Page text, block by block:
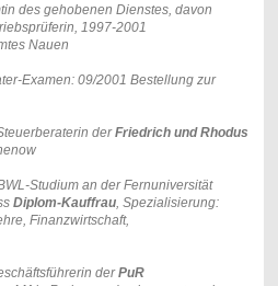
des gehobenen Dienstes, davon
1997-2001
Nauen
Examen: 09/2001 Bestellung zur
derFriedrich und Rhodus
Studium an der Fernuniversität
Diplom-Kauffrau, Spezialisierung:
Finanzwirtschaft,
derPuR